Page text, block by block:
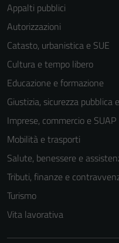
Appalti pubblici
Autorizzazioni
Catasto, urbanistica e SUE
Cultura e tempo libero
Educazione e formazione
Giustizia, sicurezza pubblica
Imprese, commercio e SUAP
Mobilità e trasporti
Salute, benessere e
Tributi, finanze e
Turismo
Vita lavorativa